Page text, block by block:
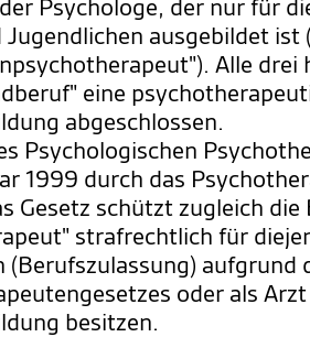
Psychologe, der nur für
Jugendlichen ausgebildet ist
Alle drei
eine
abgeschlossen.
Psychologischen
1999 durch das
Gesetz schützt zugleich
strafrechtlich für
(Berufszulassung) aufgrund
oder als
besitzen.